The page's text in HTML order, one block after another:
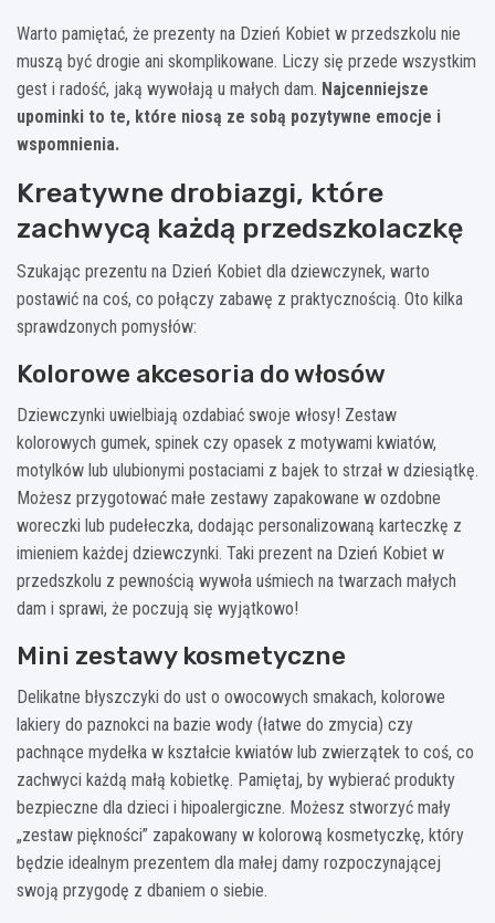
Warto pamiętać, że prezenty na Dzień Kobiet w przedszkolu nie
muszą być drogie ani skomplikowane. Liczy się przede wszystkim
gest i radość, jaką wywołają u małych dam. Najcenniejsze
upominki to te, które niosą ze sobą pozytywne emocje i
wspomnienia.
Kreatywne drobiazgi, które
zachwycą każdą przedszkolaczkę
Szukając prezentu na Dzień Kobiet dla dziewczynek, warto
postawić na coś, co połączy zabawę z praktycznością. Oto kilka
sprawdzonych pomysłów:
Kolorowe akcesoria do włosów
Dziewczynki uwielbiają ozdabiać swoje włosy! Zestaw
kolorowych gumek, spinek czy opasek z motywami kwiatów,
motylków lub ulubionymi postaciami z bajek to strzał w dziesiątkę.
Możesz przygotować małe zestawy zapakowane w ozdobne
woreczki lub pudełeczka, dodając personalizowaną karteczkę z
imieniem każdej dziewczynki. Taki prezent na Dzień Kobiet w
przedszkolu z pewnością wywoła uśmiech na twarzach małych
dam i sprawi, że poczują się wyjątkowo!
Mini zestawy kosmetyczne
Delikatne błyszczyki do ust o owocowych smakach, kolorowe
lakiery do paznokci na bazie wody (łatwe do zmycia) czy
pachnące mydełka w kształcie kwiatów lub zwierzątek to coś, co
zachwyci każdą małą kobietkę. Pamiętaj, by wybierać produkty
bezpieczne dla dzieci i hipoalergiczne. Możesz stworzyć mały
„zestaw piękności” zapakowany w kolorową kosmetyczkę, który
będzie idealnym prezentem dla małej damy rozpoczynającej
swoją przygodę z dbaniem o siebie.